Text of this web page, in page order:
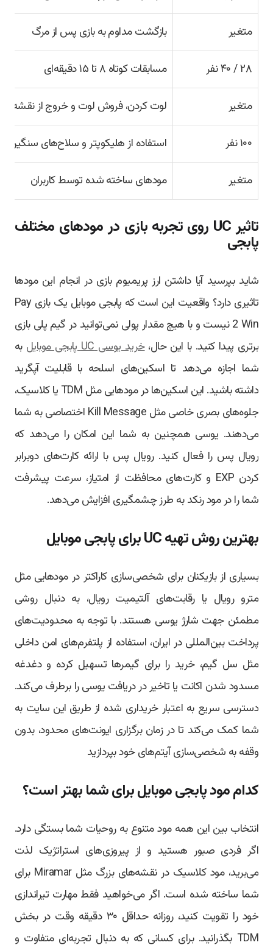
متغیر بازگشت مداوم به بازی پس از مرگ
۲۸ / ۴۰ نفر مسابقات کوتاه ۸ تا ۱۵ دقیقه‌ای
متغیر لوت کردن، فروش لوت و خروج از نقشه
۱۰۰ نفر استفاده از هلیکوپتر و سلاح‌های سنگین
متغیر مودهای ساخته شده توسط کاربران
تاثیر UC روی تجربه بازی در مودهای مختلف
پابجی
شاید بپرسید آیا داشتن ارز پریمیوم بازی در انجام این مودها
تاثیری دارد؟ واقعیت این است که پابجی موبایل یک بازی Pay
2 Win نیست و با هیچ مقدار پولی نمی‌توانید در گیم پلی بازی
برتری پیدا کنید. با این حال،خرید یوسی UC پابجی موبایل
به
شما اجازه می‌دهد تا اسکین‌های اسلحه با قابلیت آپگرید
داشته باشید. این اسکین‌ها در مودهایی مثل TDM یا کلاسیک،
جلوه‌های بصری خاصی مثل Kill Message اختصاصی به شما
می‌دهند. یوسی همچنین به شما این امکان را می‌دهد که
رویال پس را فعال کنید. رویال پس با ارائه کارت‌های دوبرابر
کردن EXP و کارت‌های محافظت از امتیاز، سرعت پیشرفت
شما را در مود رنکد به طرز چشمگیری افزایش می‌دهد.
بهترین روش تهیه UC برای پابجی موبایل
بسیاری از بازیکنان برای شخصی‌سازی کاراکتر در مودهایی مثل
مترو رویال یا رقابت‌های آلتیمیت رویال، به دنبال روشی
مطمئن جهت شارژ یوسی هستند. با توجه به محدودیت‌های
پرداخت بین‌المللی در ایران، استفاده از پلتفرم‌های امن داخلی
مثل سل گیم، خرید را برای گیمرها تسهیل کرده و دغدغه
مسدود شدن اکانت یا تاخیر در دریافت یوسی را برطرف می‌کند.
دسترسی سریع به اعتبار خریداری شده از طریق این سایت به
شما کمک می‌کند تا در زمان برگزاری ایونت‌های محدود، بدون
وقفه به شخصی‌سازی آیتم‌های خود بپردازید
کدام مود پابجی موبایل برای شما بهتر است؟
انتخاب بین این همه مود متنوع به روحیات شما بستگی دارد.
اگر فردی صبور هستید و از پیروزی‌های استراتژیک لذت
می‌برید، مود کلاسیک در نقشه‌های بزرگ مثل Miramar برای
شما ساخته شده است. اگر می‌خواهید فقط مهارت تیراندازی
خود را تقویت کنید، روزانه حداقل ۳۰ دقیقه وقت در بخش
TDM بگذرانید. برای کسانی که به دنبال تجربه‌ای متفاوت و